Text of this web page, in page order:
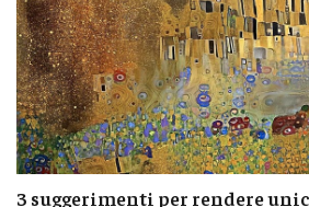
3 suggerimenti per rendere